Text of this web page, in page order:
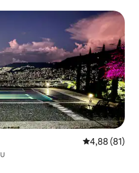
4,88 de uma
4,88 (81)